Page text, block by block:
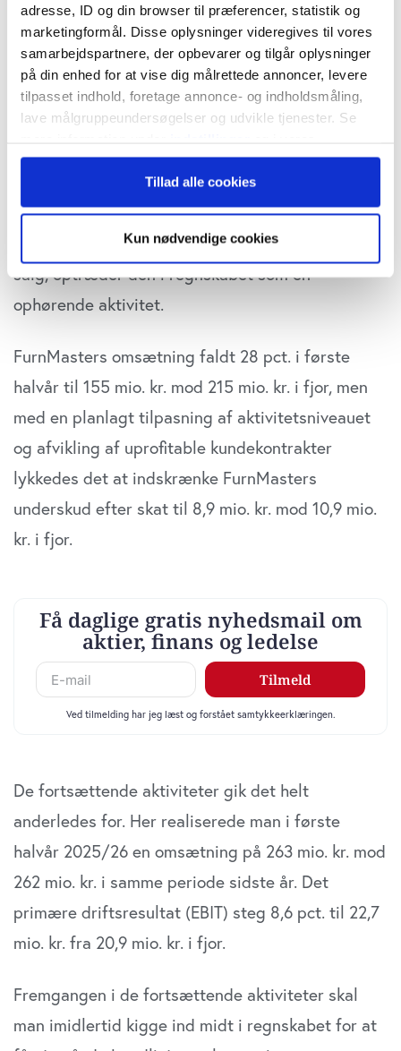
adresse, ID og din browser til præferencer, statistik og
marketingformål. Disse oplysninger videregives til vores
samarbejdspartnere, der opbevarer og tilgår oplysninger
på din enhed for at vise dig målrettede annoncer, levere
tilpasset indhold, foretage annonce- og indholdsmåling,
lave målgruppeundersøgelser og udvikle tjenester. Se
persondatapolitik. Du kan altid trække dit samtykke
tilbage eller ændre indstillinger fra vores
"Cookiedeklaration", eller ved at trykke på "Privacy
Hvis du tillader det, vil vi også gerne:
der kan være nøjagtig inden for få meter
dens unikke karakteristika (fingerprinting)
Dine valg anvendes på hele websitet.
Vi bruger cookies til at tilpasse vores indhold og
annoncer, til at vise dig funktioner til sociale medier og til
at analysere vores trafik. Vi deler også oplysninger om
din brug af vores website med vores partnere inden for
sociale medier, annonceringspartnere og
analysepartnere. Vores partnere kan kombinere disse
data med andre oplysninger, du har givet dem, eller som
anvende vores hjemmeside.
Tillad alle cookies
Kun nødvendige cookies
Gabriels halvårsregnskab skal ses som to
halvdele: På den ene side en sund kerneforretning
med produktion af stof til erhvervsmøbler og på
den anden side den møbelproducerende del
FurnMaster.
FurnMaster kæmper med betydelige
udfordringer, og eftersom divisionen er sat til
salg, optræder den i regnskabet som en
ophørende aktivitet.
FurnMasters omsætning faldt 28 pct. i første
halvår til 155 mio. kr. mod 215 mio. kr. i fjor, men
med en planlagt tilpasning af aktivitetsniveauet
og afvikling af uprofitable kundekontrakter
lykkedes det at indskrænke FurnMasters
underskud efter skat til 8,9 mio. kr. mod 10,9 mio.
kr. i fjor.
De fortsættende aktiviteter gik det helt
anderledes for. Her realiserede man i første
halvår 2025/26 en omsætning på 263 mio. kr. mod
262 mio. kr. i samme periode sidste år. Det
primære driftsresultat (EBIT) steg 8,6 pct. til 22,7
mio. kr. fra 20,9 mio. kr. i fjor.
Fremgangen i de fortsættende aktiviteter skal
man imidlertid kigge ind midt i regnskabet for at